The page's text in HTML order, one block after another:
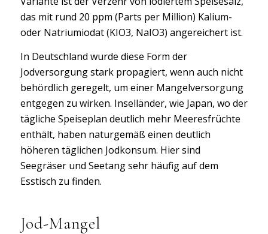
das mit rund 20 ppm (Parts per Million) Kalium-
oder Natriumiodat (KIO3, NaIO3) angereichert ist.
In Deutschland wurde diese Form der
Jodversorgung stark propagiert, wenn auch nicht
behördlich geregelt, um einer Mangelversorgung
entgegen zu wirken. Inselländer, wie Japan, wo der
tägliche Speiseplan deutlich mehr Meeresfrüchte
enthält, haben naturgemäß einen deutlich
höheren täglichen Jodkonsum. Hier sind
Seegräser und Seetang sehr häufig auf dem
Esstisch zu finden.
Jod-Mangel